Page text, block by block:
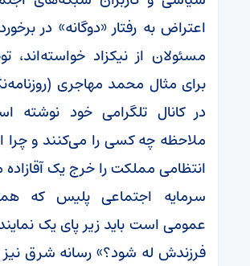
اعتراض به رفتار «دوگانه» در
مسئولان از نیکزاد خواسته‌اند،
برای مثال محمد مهاجری
در کانال تلگرامی خود نوشته
ملاحظه چه کسی را می‌کنند و چرا
انتظامی مملکت را خرج یک
سرمایه اجتماعی پلیس که
عمومی است باید زیر پای یک
فرزندش له شود؟» رسانه شرق نیز